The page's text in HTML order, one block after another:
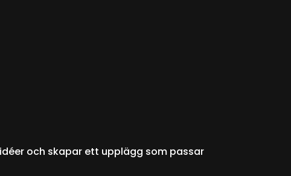
och skapar ett upplägg som passar